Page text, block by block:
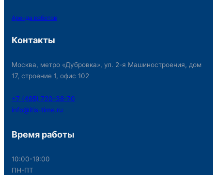
Аренда роботов
Контакты
Москва, метро «Дубровка», ул. 2-я Машиностроения, дом
17, строение 1, офис 102
+7 (495) 720-38-70
info@itis-time.ru
Время работы
10:00-19:00
ПН-ПТ